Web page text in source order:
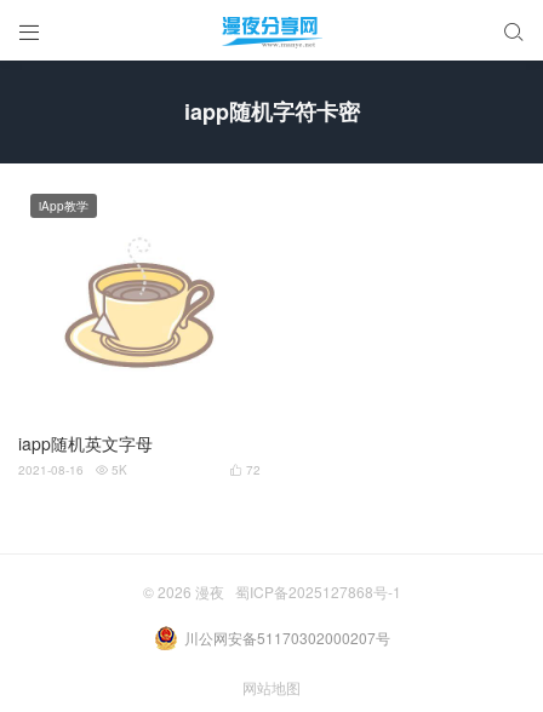
 
iapp随机字符卡密
iapp随机英文字母
iApp教学
 72
2021-08-16  5K
© 2026 漫夜 蜀ICP备2025127868号-1
川公网安备51170302000207号
网站地图